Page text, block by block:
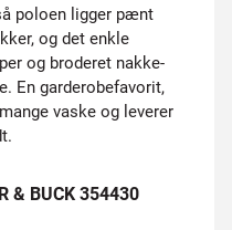
poloen ligger pænt
og det enkle
og broderet nakke­
En garderobefavorit,
vaske og leverer
& BUCK 354430